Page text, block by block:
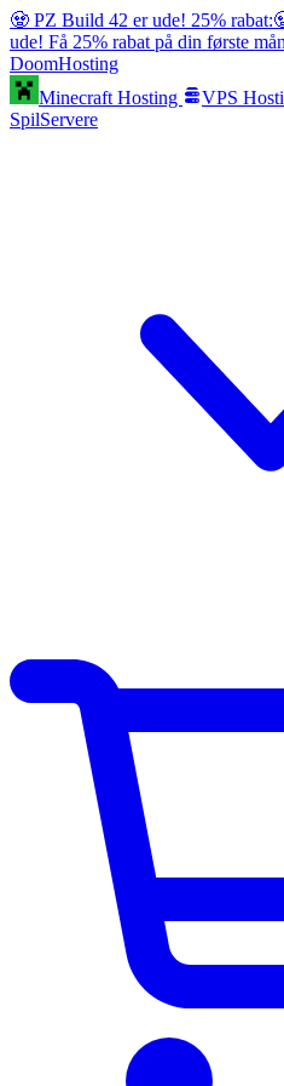
🧟 PZ Build 42 er ude! 25% rabat:
ude! Få 25% rabat på din første
DoomHosting
Minecraft Hosting
VPS
SpilServere